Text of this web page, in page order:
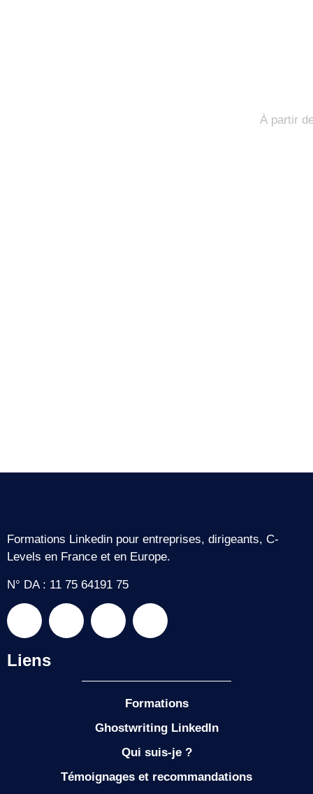
À partir
Formations Linkedin pour entreprises, dirigeants, C-
Levels en France et en Europe.
N° DA : 11 75 64191 75
Liens
Formations
Ghostwriting LinkedIn
Qui suis-je ?
Témoignages et recommandations